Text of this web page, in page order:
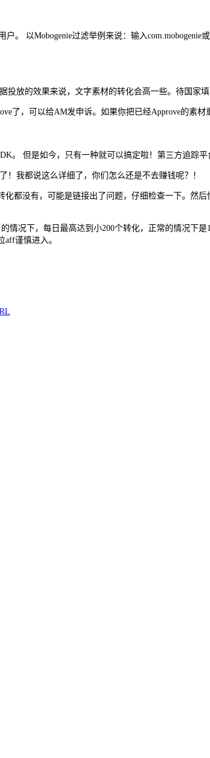
以Mobogenie过滤举例来说：输入com.mobogenie
放的效果来说，文字素材的转化会高一些。待国家
了，可以给AM发申诉。如果你把已经Approve的素材
。 但是如今，只有一种就可以搞定啦！第三方追踪平
我都说这么详细了，你们怎么还是不去赚钱呢？！
都没有，可能是链接出了问题，仔细检查一下。然
情况下，每日最高达到小200个转化，正常的情况下
谨慎进入。